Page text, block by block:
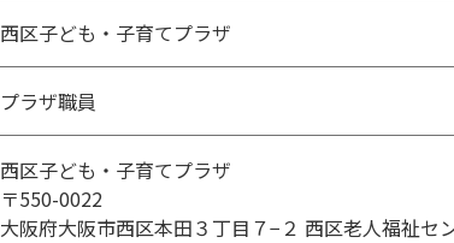
西区子ども・子育てプラザ
プラザ職員
西区子ども・子育てプラザ
〒550-0022
大阪府大阪市西区本田３丁目７−２ 西区老人福祉セ